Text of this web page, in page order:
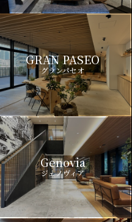
GRAN PASEO
グランパセオ
Genovia
ジェノヴィア